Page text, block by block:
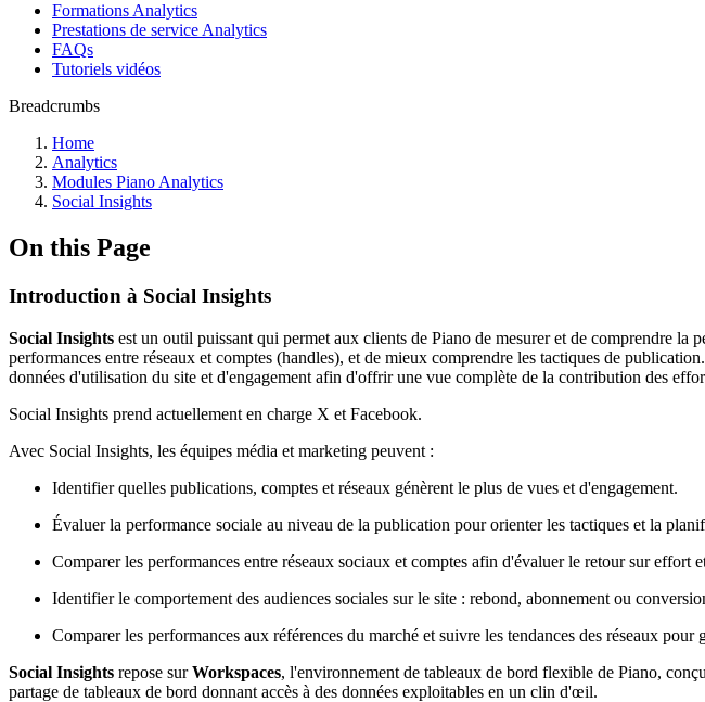
Formations Analytics
Prestations de service Analytics
FAQs
Tutoriels vidéos
Breadcrumbs
Home
Analytics
Modules Piano Analytics
Social Insights
On this Page
Introduction à Social Insights
Social Insights est un outil puissant qui permet aux clients de Piano de mesurer et de comprendre
performances entre réseaux et comptes (handles), et de mieux comprendre les tactiques de
données d'utilisation du site et d'engagement afin d'offrir une vue complète de la contribution des
Social Insights prend actuellement en charge X et Facebook.
Avec Social Insights, les équipes média et marketing peuvent :
Identifier quelles publications, comptes et réseaux génèrent le plus de vues et d'engagement.
Évaluer la performance sociale au niveau de la publication pour orienter les tactiques et la
Comparer les performances entre réseaux sociaux et comptes afin d'évaluer le retour sur effort
Identifier le comportement des audiences sociales sur le site : rebond, abonnement ou
Comparer les performances aux références du marché et suivre les tendances des réseaux
Social Insights repose surWorkspaces, l'environnement de tableaux de bord flexible de Piano,
partage de tableaux de bord donnant accès à des données exploitables en un clin d'œil.